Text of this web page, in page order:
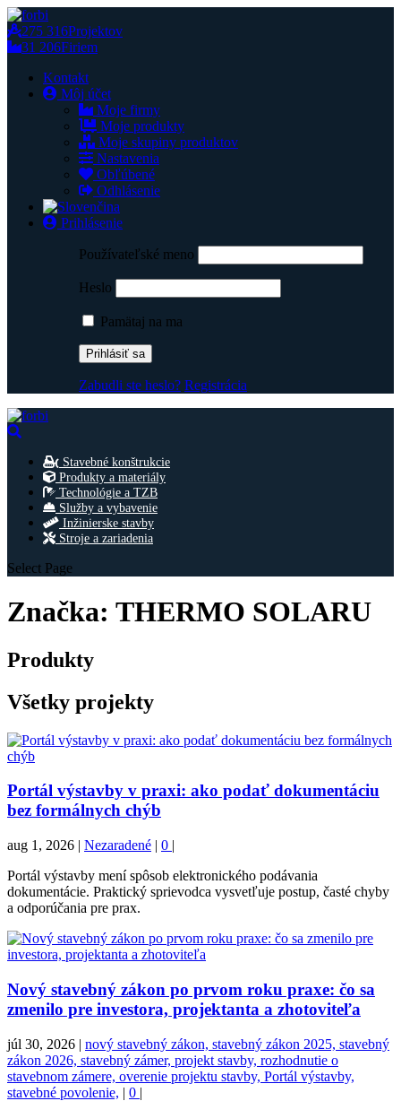
275 316Projektov
31 206Firiem
Kontakt
Môj účet
Moje firmy
Moje produkty
Moje skupiny produktov
Nastavenia
Obľúbené
Odhlásenie
Prihlásenie
Používateľské meno
Heslo
Pamätaj na ma
Zabudli ste heslo? Registrácia
Stavebné konštrukcie
Produkty a materiály
Technológie a TZB
Služby a vybavenie
Inžinierske stavby
Stroje a zariadenia
Select Page
Značka: THERMO SOLARU
Produkty
Všetky projekty
Portál výstavby v praxi: ako podať dokumentáciu
bez formálnych chýb
aug 1, 2026 | Nezaradené | 0 |
Portál výstavby mení spôsob elektronického podávania
dokumentácie. Praktický sprievodca vysvetľuje postup, časté chyby
a odporúčania pre prax.
Nový stavebný zákon po prvom roku praxe: čo sa
zmenilo pre investora, projektanta a zhotoviteľa
júl 30, 2026 | nový stavebný zákon, stavebný zákon 2025, stavebný
zákon 2026, stavebný zámer, projekt stavby, rozhodnutie o
stavebnom zámere, overenie projektu stavby, Portál výstavby,
stavebné povolenie, | 0 |